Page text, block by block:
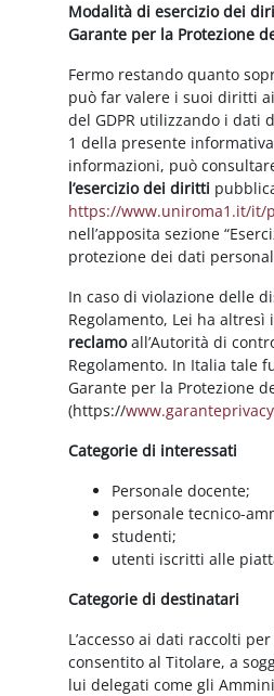
Modalità di esercizio dei
Garante per la Protezione
Fermo restando quanto
può far valere i suoi diritti
del GDPR utilizzando i dati
1 della presente
informazioni, può
l’esercizio dei diritti
https://www.uniroma1.it/it/
nell’apposita sezione
protezione dei dati
In caso di violazione delle
Regolamento, Lei ha
reclamoall’Autorità di
Regolamento. In Italia tale
Garante per la Protezione
(https://
Categorie di interessati
Personale docente;
personale tecnico-
studenti;
utenti iscritti alle
Categorie di destinatari
L’accesso ai dati raccolti
consentito al Titolare, a
lui delegati come gli